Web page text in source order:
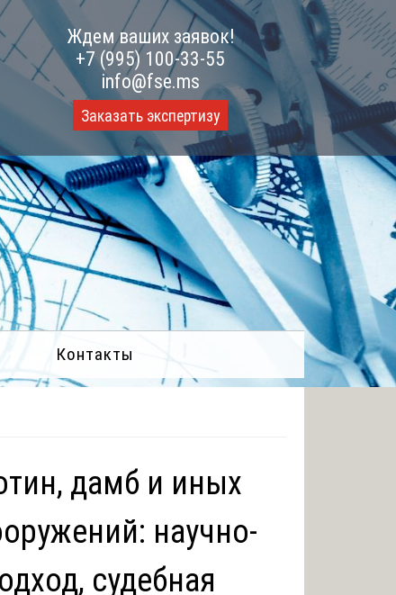
Ждем ваших заявок!
+7 (995) 100-33-55
info@fse.ms
Заказать экспертизу
Контакты
дамб и иных
научно-
судебная